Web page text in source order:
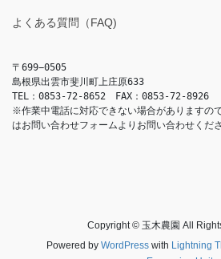
よくある質問（FAQ)
〒699−0505
島根県出雲市斐川町上庄原633
TEL：0853-72-8652　FAX：0853-72-8926
※作業中電話に対応できない場合がありますの
はお問い合わせフォームよりお問い合わせくださ
Copyright © 玉木農園 All
Powered by WordPresswith Lightning